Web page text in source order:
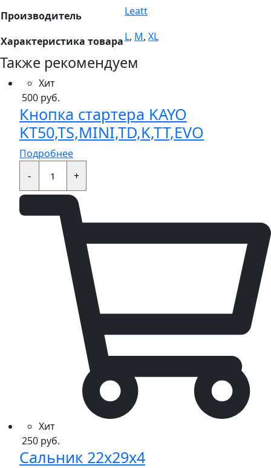
Производитель Leatt
Характеристика товараL, M, XL
Также рекомендуем
Хит
500 руб.
Кнопка стартера KAYO
KT50,TS,MINI,TD,K,TT,EVO
Подробнее
-
Кнопка
стартера
KT50,TS,MINI,TD,K,TT,EVO
quantity
+
Хит
250 руб.
Сальник 22x29x4